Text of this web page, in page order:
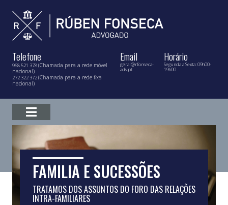
Telefone
968 521 378(Chamada para a rede móvel
nacional)
272 322 372(Chamada para a rede fixa
nacional)
Email
geral@rfonseca-
adv.pt
Horário
Segunda a Sexta: 09h00-
19h00
FAMILIA E SUCESSÕES
TRATAMOS DOS ASSUNTOS DO FORO DAS RELAÇÕES
INTRA-FAMILIARES